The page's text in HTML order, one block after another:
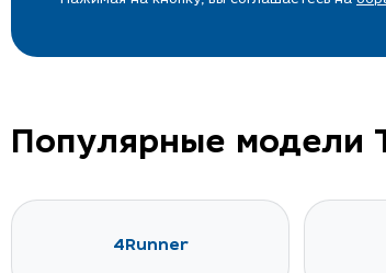
Популярные модели
4Runner